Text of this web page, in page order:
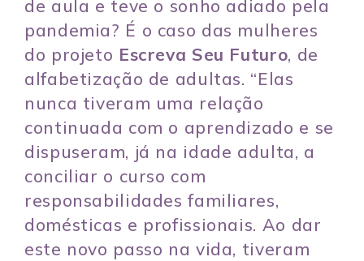
de aula e teve o sonho adiado pela
pandemia? É o caso das mulheres
do projeto Escreva Seu Futuro, de
alfabetização de adultas. “Elas
nunca tiveram uma relação
continuada com o aprendizado e se
dispuseram, já na idade adulta, a
conciliar o curso com
responsabilidades familiares,
domésticas e profissionais. Ao dar
este novo passo na vida, tiveram